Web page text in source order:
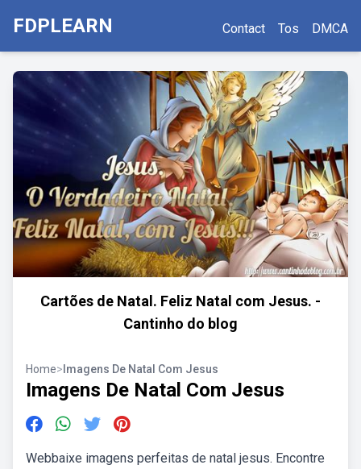
FDPLEARN Contact Tos DMCA
Cartões de Natal. Feliz Natal com Jesus. -
Cantinho do blog
Home> Imagens De Natal Com Jesus
Imagens De Natal Com Jesus
Webbaixe imagens perfeitas de natal jesus. Encontre